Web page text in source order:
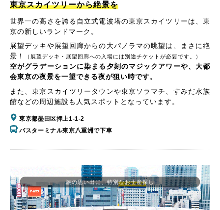
東京スカイツリーから絶景を
世界一の高さを誇る自立式電波塔の東京スカイツリーは、東
京の新しいランドマーク。
展望デッキや展望回廊からの大パノラマの眺望は、まさに絶
景！
（展望デッキ・展望回廊への入場には別途チケットが必要です。）
空がグラデーションに染まる夕刻のマジックアワーや、大都
会東京の夜景を一望できる夜が狙い時です。
また、東京スカイツリータウンや東京ソラマチ、すみだ水族
館などの周辺施設も人気スポットとなっています。
東京都墨田区押上1-1-2
バスターミナル東京八重洲で下車
旅の思い出に、特別なお土産探し